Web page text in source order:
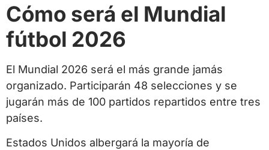
Cómo será el Mundial
fútbol 2026
El Mundial 2026 será el más grande jamás
organizado. Participarán 48 selecciones y se
jugarán más de 100 partidos repartidos entre tres
países.
Estados Unidos albergará la mayoría de